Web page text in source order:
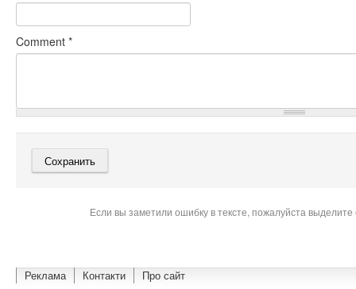
Comment *
Если вы заметили ошибку в тексте, пожалуйста
Реклама Контакти Про сайт